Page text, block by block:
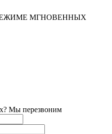
МГНОВЕННЫХ
Мы перезвоним